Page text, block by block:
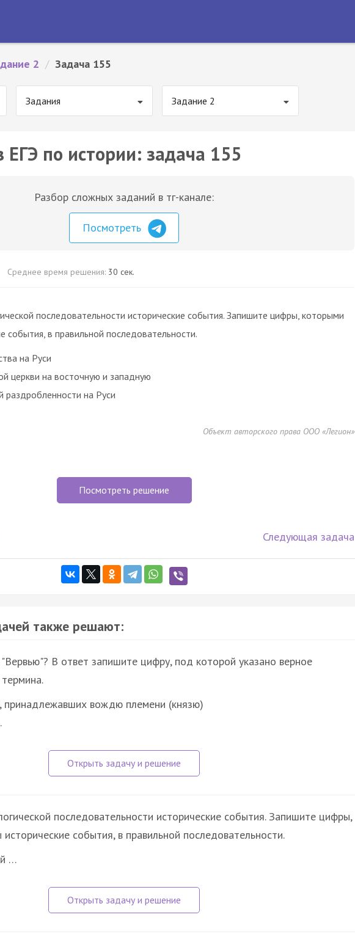
2 / Задача 155
Задания Задание 2
ЕГЭ по истории: задача 155
Разбор сложных заданий в тг-канале:
Посмотреть
Среднее время решения: 30 сек.
последовательности исторические события. Запишите цифры, которыми
события, в правильной последовательности.
на Руси
церкви на восточную и западную
раздробленности на Руси
Объект авторского права ООО «Легион»
Посмотреть решение
Следующая задача
также решают:
В ответ запишите цифру, под которой указано верное
принадлежавших вождю племени (князю)
последовательности исторические события. Запишите цифры,
события, в правильной последовательности.
…